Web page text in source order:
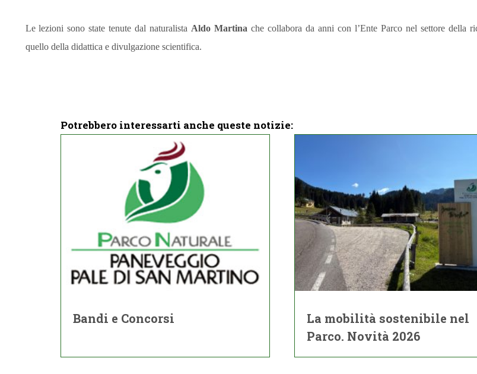
Le lezioni sono state tenute dal naturalista Aldo Martina che collabora da anni con l’Ente Parco nel settore della
quello della didattica e divulgazione scientifica.
Potrebbero interessarti anche queste notizie:
Bandi e Concorsi
La mobilità sostenibile nel
Parco. Novità 2026